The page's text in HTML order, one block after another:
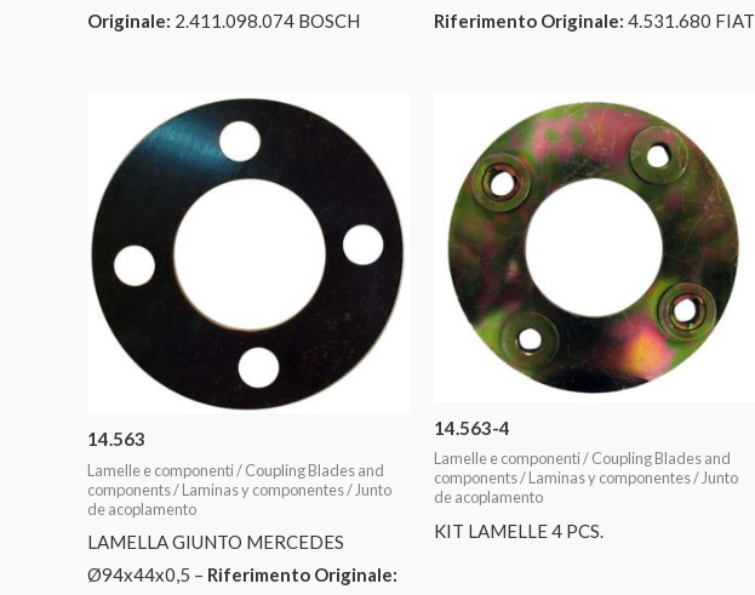
Originale: 2.411.098.074 BOSCH
Riferimento Originale: 4.531.680 FIAT
14.563
Lamelle e componenti / Coupling Blades and
components / Laminas y componentes / Junto
de acoplamento
LAMELLA GIUNTO MERCEDES
Ø94x44x0,5 – Riferimento Originale:
14.563-4
Lamelle e componenti / Coupling Blades and
components / Laminas y componentes / Junto
de acoplamento
KIT LAMELLE 4 PCS.